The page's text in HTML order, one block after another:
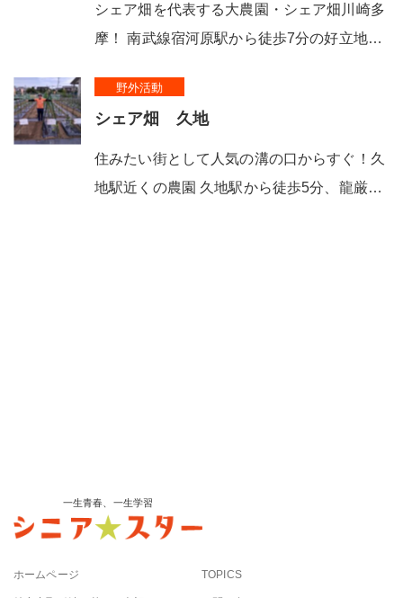
シェア畑を代表する大農園・シェア畑川崎多
摩！ 南武線宿河原駅から徒歩7分の好立地…
野外活動
シェア畑 久地
住みたい街として人気の溝の口からすぐ！久
地駅近くの農園 久地駅から徒歩5分、龍厳…
一生青春、一生学習
ホームページ TOPICS